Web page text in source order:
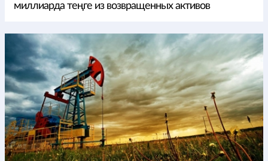
миллиарда теңге из возвращенных активов